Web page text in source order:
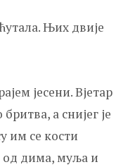
Њих двије
јесени. Вјетар
а снијег је
им се кости
од дима, муља и